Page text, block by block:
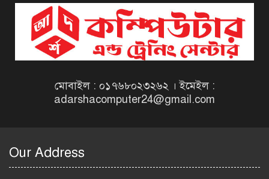
বিজ্ঞপ্তি ২০২৬ | Taxes Zone
Dinajpur Job Circular 2026
বেসরকারি সংস্থা সেতু (SETU)
Job Circular 2026
মোবাইল : ০১৭৬৮০২৩২৬২ । ইমেইল :
adarshacomputer24@gmail.com
Our Address